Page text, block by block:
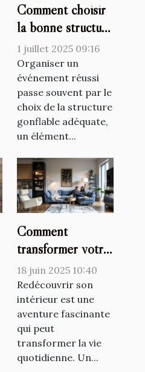
Comment choisir
la bonne structure
gonflable pour
votre événement ?
1 juillet 2025 09:16
Organiser un
événement réussi
passe souvent par le
choix de la structure
gonflable adéquate,
un élément...
Comment
transformer votre
espace avec un
décorateur
d'intérieur
18 juin 2025 10:40
Redécouvrir son
intérieur est une
aventure fascinante
qui peut
transformer la vie
quotidienne. Un...